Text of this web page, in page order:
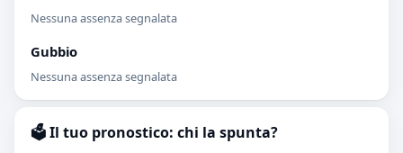
Nessuna assenza segnalata
Gubbio
Nessuna assenza segnalata
🗳️ Il tuo pronostico: chi la spunta?